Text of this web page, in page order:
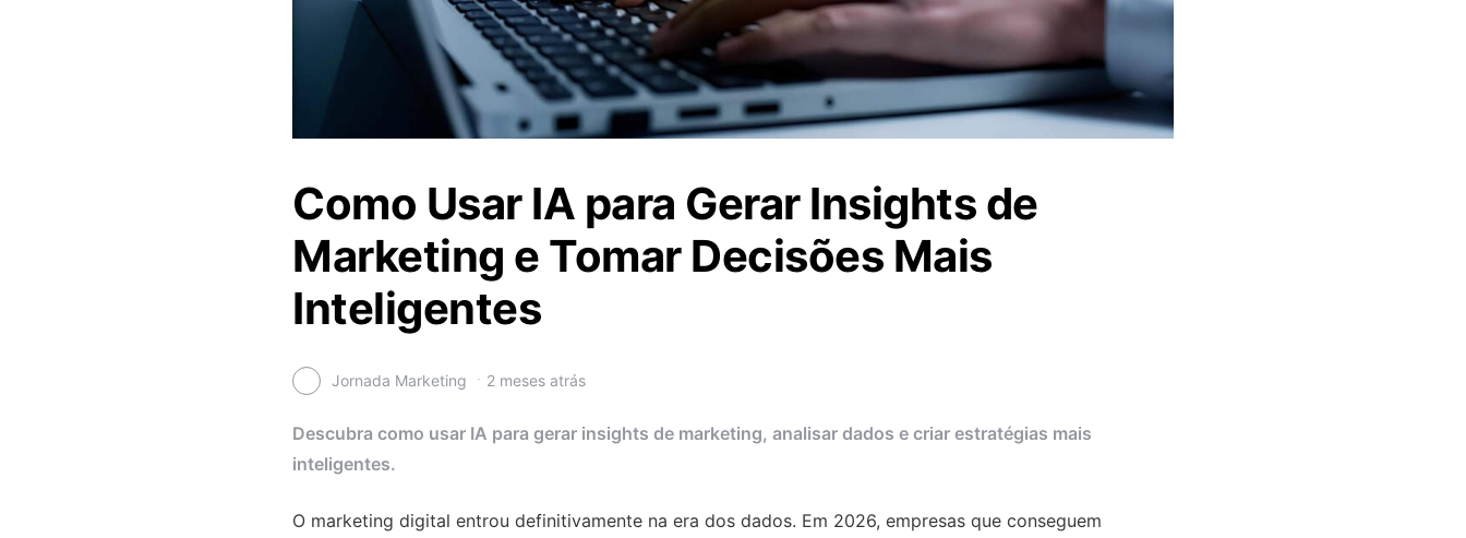
Como Usar IA para Gerar Insights de
Marketing e Tomar Decisões Mais
Inteligentes
Jornada Marketing 2 meses atrás
Descubra como usar IA para gerar insights de marketing, analisar dados e criar estratégias mais
inteligentes.
O marketing digital entrou definitivamente na era dos dados. Em 2026, empresas que conseguem